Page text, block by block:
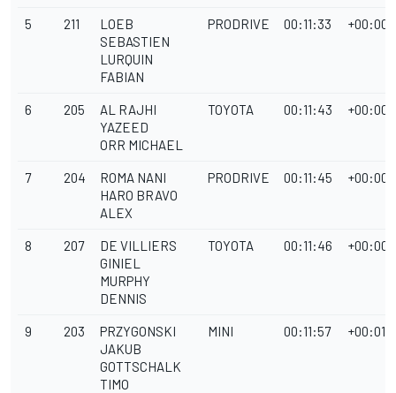
5 211
LOEB
SEBASTIEN
LURQUIN
FABIAN
PRODRIVE 00:11:33
6 205
AL RAJHI
YAZEED
ORR MICHAEL
TOYOTA 00:11:43
7 204
ROMA NANI
HARO BRAVO
ALEX
PRODRIVE 00:11:45
8 207
DE VILLIERS
GINIEL
MURPHY
DENNIS
TOYOTA 00:11:46
9 203
PRZYGONSKI
JAKUB
GOTTSCHALK
TIMO
MINI 00:11:57